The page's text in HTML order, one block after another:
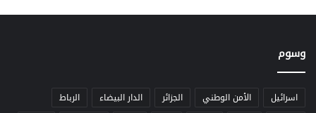
وسوم
اسرائيل الأمن الوطني الجزائر الدار البيضاء
الرباط